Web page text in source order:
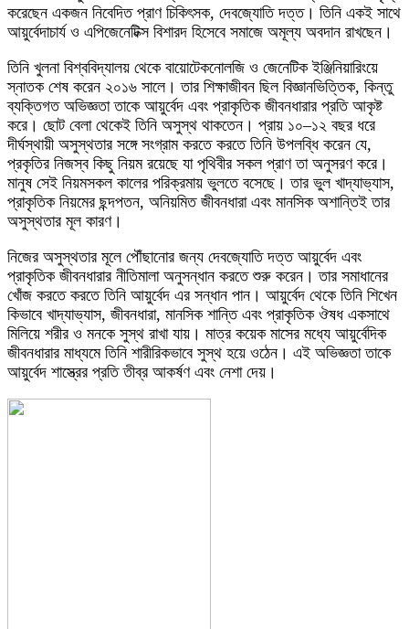
করেছেন একজন নিবেদিত প্রাণ চিকিৎসক, দেবজ্যোতি দত্ত। তিনি একই সাথে
আয়ুর্বেদাচার্য ও এপিজেনেটিক্স বিশারদ হিসেবে সমাজে অমূল্য অবদান রাখছেন।
তিনি খুলনা বিশ্ববিদ্যালয় থেকে বায়োটেকনোলজি ও জেনেটিক ইঞ্জিনিয়ারিংয়ে
স্নাতক শেষ করেন ২০১৬ সালে। তার শিক্ষাজীবন ছিল বিজ্ঞানভিত্তিক, কিন্তু
ব্যক্তিগত অভিজ্ঞতা তাকে আয়ুর্বেদ এবং প্রাকৃতিক জীবনধারার প্রতি আকৃষ্ট
করে। ছোট বেলা থেকেই তিনি অসুস্থ থাকতেন। প্রায় ১০–১২ বছর ধরে
দীর্ঘস্থায়ী অসুস্থতার সঙ্গে সংগ্রাম করতে করতে তিনি উপলব্ধি করেন যে,
প্রকৃতির নিজস্ব কিছু নিয়ম রয়েছে যা পৃথিবীর সকল প্রাণ তা অনুসরণ করে।
মানুষ সেই নিয়মসকল কালের পরিক্রমায় ভুলতে বসেছে। তার ভুল খাদ্যাভ্যাস,
প্রাকৃতিক নিয়মের ছন্দপতন, অনিয়মিত জীবনধারা এবং মানসিক অশান্তিই তার
অসুস্থতার মূল কারণ।
নিজের অসুস্থতার মূলে পৌঁছানোর জন্য দেবজ্যোতি দত্ত আয়ুর্বেদ এবং
প্রাকৃতিক জীবনধারার নীতিমালা অনুসন্ধান করতে শুরু করেন। তার সমাধানের
খোঁজ করতে করতে তিনি আয়ুর্বেদ এর সন্ধান পান। আয়ুর্বেদ থেকে তিনি শিখেন
কিভাবে খাদ্যাভ্যাস, জীবনধারা, মানসিক শান্তি এবং প্রাকৃতিক ঔষধ একসাথে
মিলিয়ে শরীর ও মনকে সুস্থ রাখা যায়। মাত্র কয়েক মাসের মধ্যে আয়ুর্বেদিক
জীবনধারার মাধ্যমে তিনি শারীরিকভাবে সুস্থ হয়ে ওঠেন। এই অভিজ্ঞতা তাকে
আয়ুর্বেদ শাস্ত্রের প্রতি তীব্র আকর্ষণ এবং নেশা দেয়।